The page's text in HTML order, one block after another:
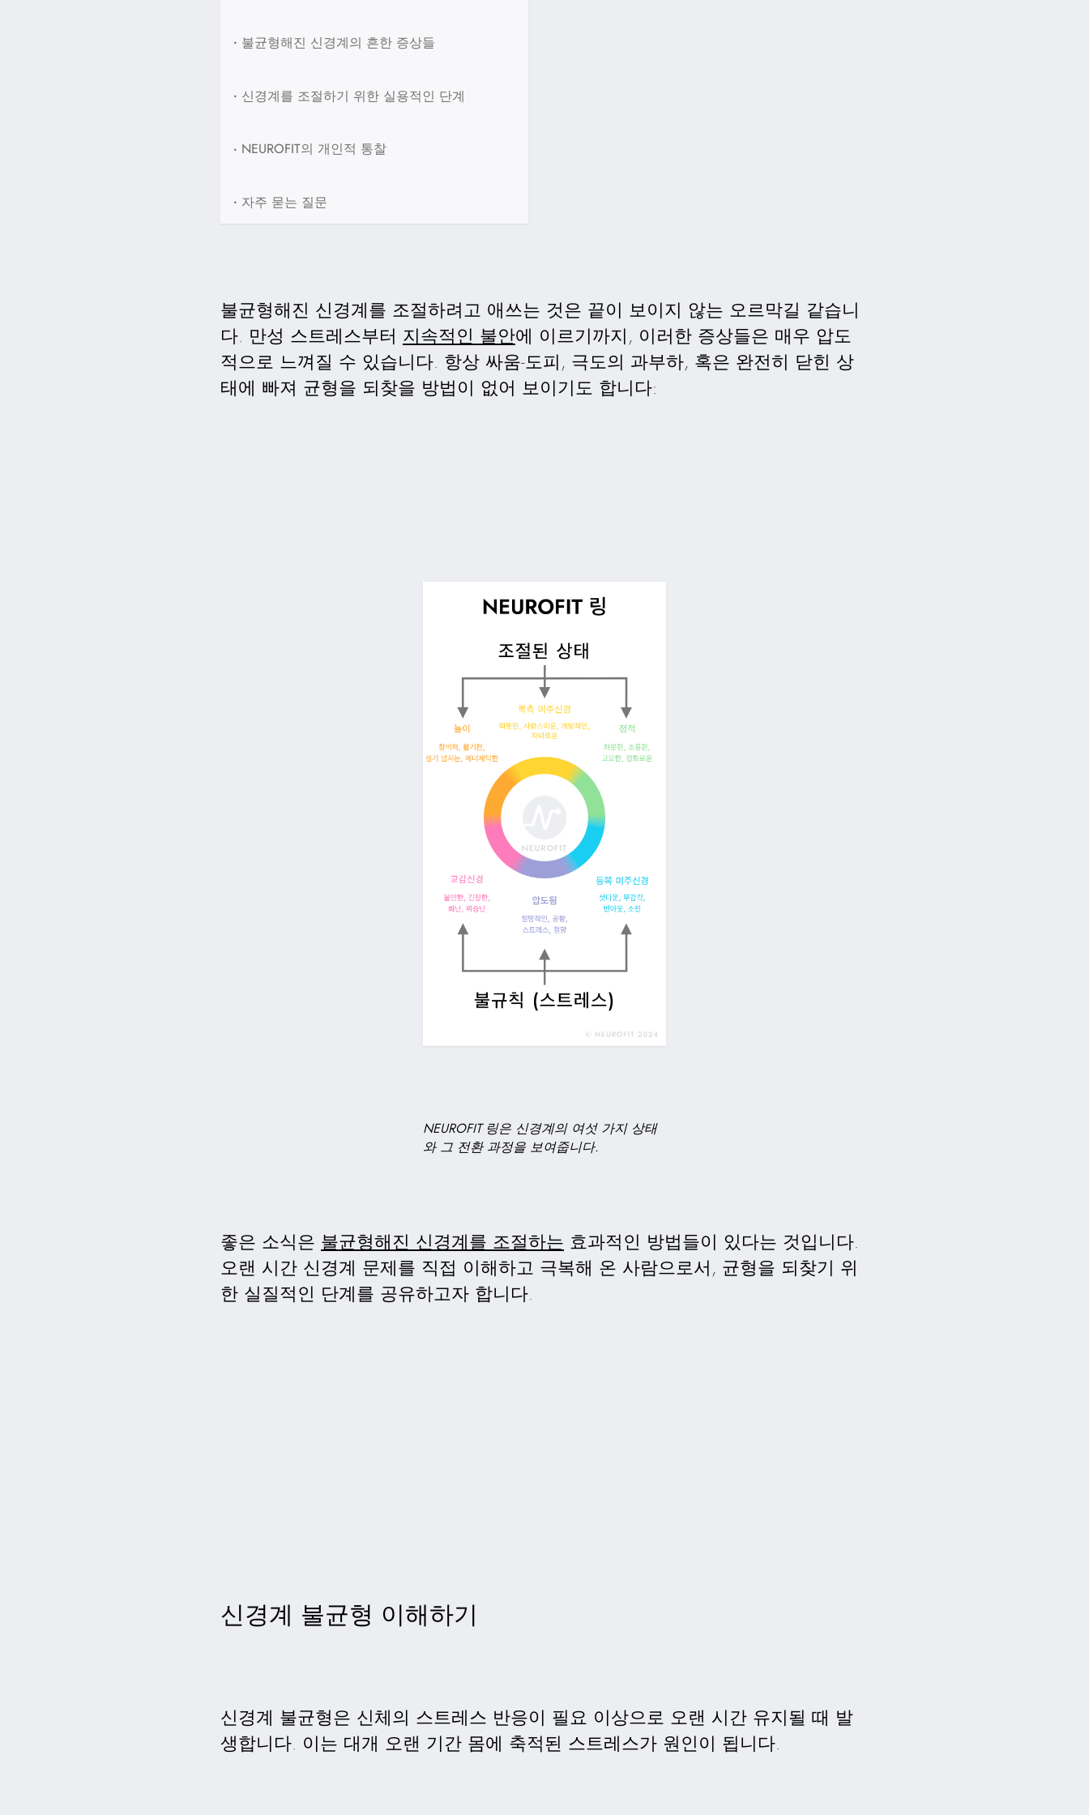
• 불균형해진 신경계의 흔한 증상들
• 신경계를 조절하기 위한 실용적인 단계
• NEUROFIT의 개인적 통찰
• 자주 묻는 질문
불균형해진 신경계를 조절하려고 애쓰는 것은 끝이 보이지 않는 오르막길 같습니
다. 만성 스트레스부터 지속적인 불안에 이르기까지, 이러한 증상들은 매우 압도
적으로 느껴질 수 있습니다. 항상 싸움-도피, 극도의 과부하, 혹은 완전히 닫힌 상
태에 빠져 균형을 되찾을 방법이 없어 보이기도 합니다:
NEUROFIT 링은 신경계의 여섯 가지 상태
와 그 전환 과정을 보여줍니다.
좋은 소식은 불균형해진 신경계를 조절하는 효과적인 방법들이 있다는 것입니다.
오랜 시간 신경계 문제를 직접 이해하고 극복해 온 사람으로서, 균형을 되찾기 위
한 실질적인 단계를 공유하고자 합니다.
신경계 불균형 이해하기
신경계 불균형은 신체의 스트레스 반응이 필요 이상으로 오랜 시간 유지될 때 발
생합니다. 이는 대개 오랜 기간 몸에 축적된 스트레스가 원인이 됩니다.